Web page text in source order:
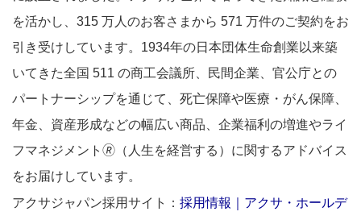
を活かし、315 万人のお客さまから 571 万件のご契約をお
引き受けしています。1934年の日本団体生命創業以来築
いてきた全国 511 の商工会議所、民間企業、官公庁との
パートナーシップを通じて、死亡保障や医療・がん保障、
年金、資産形成などの幅広い商品、企業福利の増進やライ
フマネジメント🄬（人生を経営する）に関するアドバイス
をお届けしています。
アクサジャパン採用サイト： 採用情報｜アクサ・ホールデ